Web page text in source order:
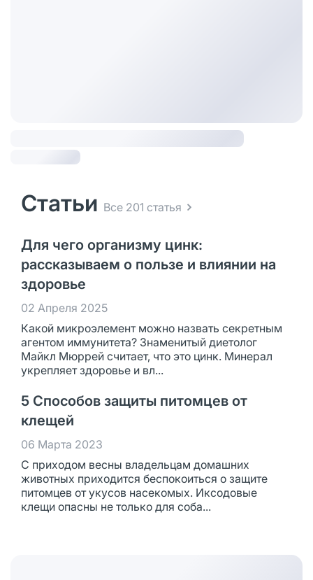
Статьи Все 201 статья
Для чего организму цинк:
рассказываем о пользе и влиянии на
здоровье
02 Апреля 2025
Какой микроэлемент можно назвать секретным
агентом иммунитета? Знаменитый диетолог
Майкл Мюррей считает, что это цинк. Минерал
укрепляет здоровье и вл...
5 Способов защиты питомцев от
клещей
06 Марта 2023
С приходом весны владельцам домашних
животных приходится беспокоиться о защите
питомцев от укусов насекомых. Иксодовые
клещи опасны не только для соба...